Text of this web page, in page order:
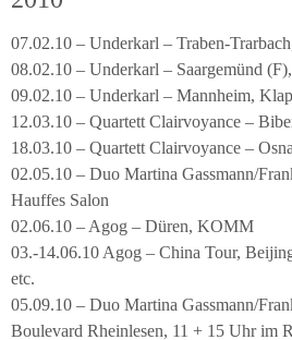
07.02.10 – Underkarl – Traben-
08.02.10 – Underkarl – Saargemünd
09.02.10 – Underkarl – Mannheim,
12.03.10 – Quartett Clairvoyance –
18.03.10 – Quartett Clairvoyance –
02.05.10 – Duo Martina Gassmann/
Hauffes Salon
02.06.10 – Agog – Düren, KOMM
03.-14.06.10 Agog – China Tour,
etc.
05.09.10 – Duo Martina Gassmann/
Boulevard Rheinlesen, 11 + 15 Uhr im